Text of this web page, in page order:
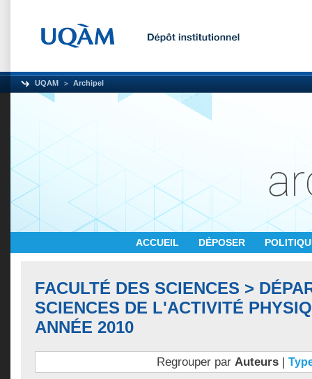
UQAM Archipel
ACCUEIL DÉPOSER
FACULTÉ DES SCIENCES >
SCIENCES DE L'ACTIVITÉ
ANNÉE 2010
Regrouper par Auteurs|